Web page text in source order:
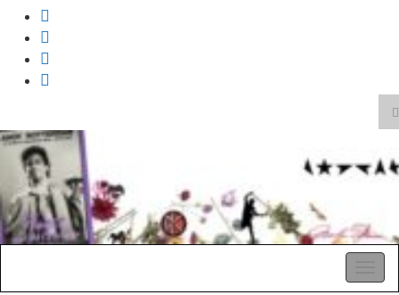
Search
for: